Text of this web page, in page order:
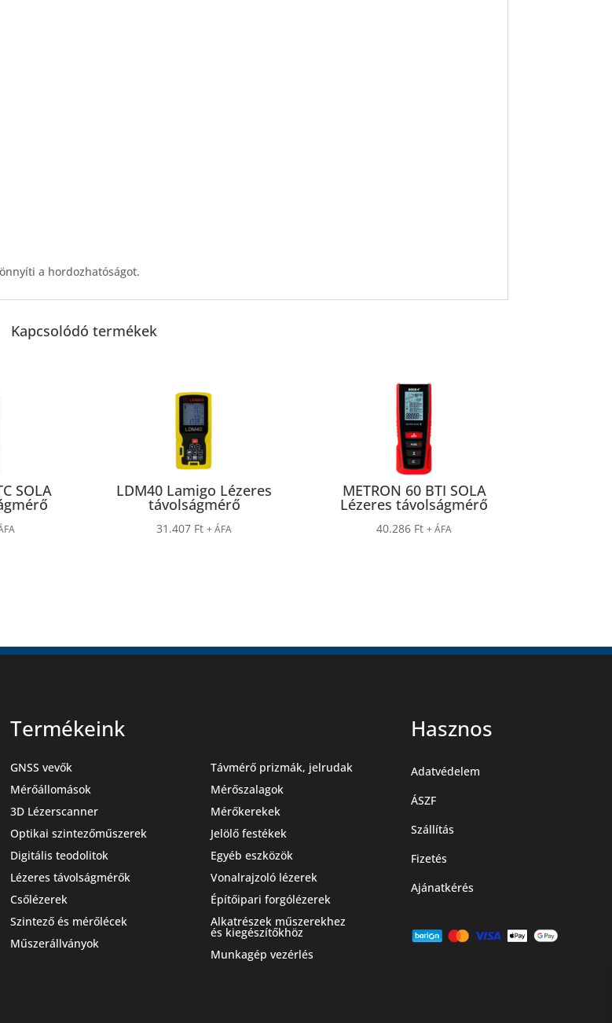
a hordozhatóságot.
Kapcsolódó termékek
SOLA LDM40 Lamigo Lézeres
távolságmérő
31.407 Ft + ÁFA
METRON 60 BTI SOLA
Lézeres távolságmérő
40.286 Ft + ÁFA
Termékeink
GNSS vevők
Mérőállomások
3D Lézerscanner
Optikai szintezőműszerek
Digitális teodolitok
Lézeres távolságmérők
Csőlézerek
Szintező és mérőlécek
Műszerállványok
Távmérő prizmák, jelrudak
Mérőszalagok
Mérőkerekek
Jelölő festékek
Egyéb eszközök
Vonalrajzoló lézerek
Építőipari forgólézerek
Alkatrészek műszerekhez
és kiegészítőkhöz
Munkagép vezérlés
Hasznos
Adatvédelem
ÁSZF
Szállítás
Fizetés
Ajánatkérés